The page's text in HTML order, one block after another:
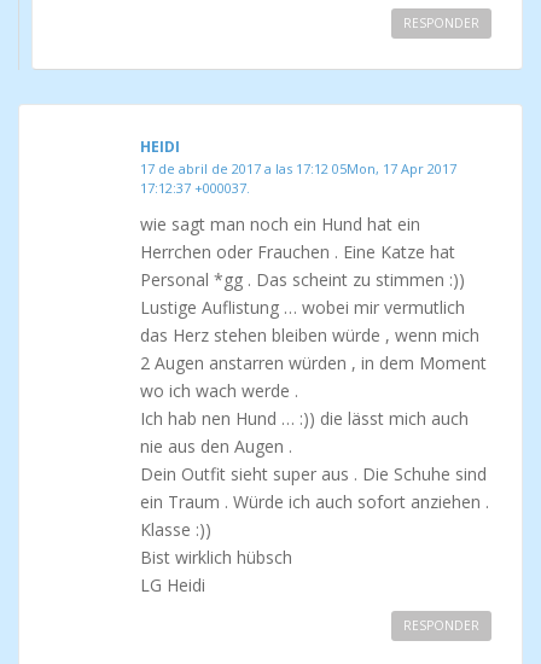
RESPONDER
HEIDI
17 de abril de 2017 a las 17:12 05Mon, 17 Apr 2017
17:12:37 +000037.
wie sagt man noch ein Hund hat ein
Herrchen oder Frauchen . Eine Katze hat
Personal *gg . Das scheint zu stimmen :))
Lustige Auflistung … wobei mir vermutlich
das Herz stehen bleiben würde , wenn mich
2 Augen anstarren würden , in dem Moment
wo ich wach werde .
Ich hab nen Hund … :)) die lässt mich auch
nie aus den Augen .
Dein Outfit sieht super aus . Die Schuhe sind
ein Traum . Würde ich auch sofort anziehen .
Klasse :))
Bist wirklich hübsch
LG Heidi
RESPONDER